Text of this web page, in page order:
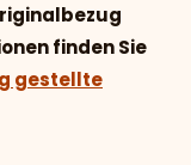
finden Sie
gestellte